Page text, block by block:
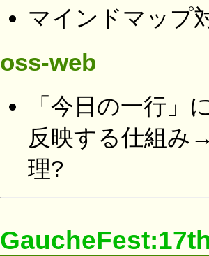
マインドマップ
oss-web
「今日の一行」
反映する仕組み
理?